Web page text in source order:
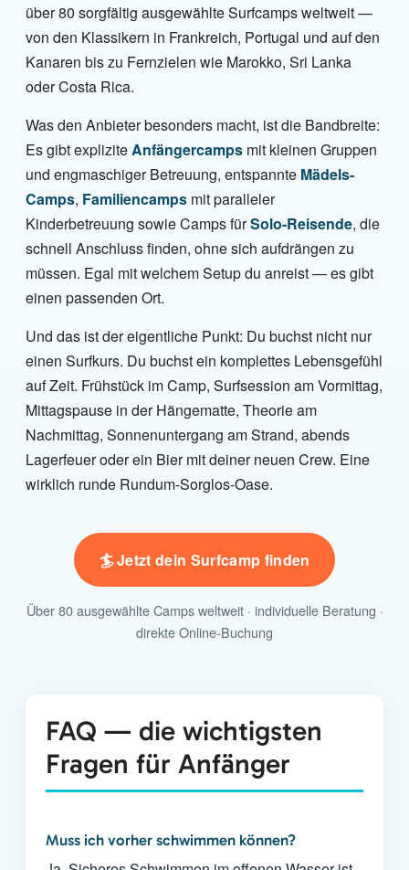
über 80 sorgfältig ausgewählte Surfcamps weltweit —
von den Klassikern in Frankreich, Portugal und auf den
Kanaren bis zu Fernzielen wie Marokko, Sri Lanka
oder Costa Rica.
Was den Anbieter besonders macht, ist die Bandbreite:
Es gibt expliziteAnfängercamps mit kleinen Gruppen
und engmaschiger Betreuung, entspannte Mädels-
Camps, Familiencamps mit paralleler
Kinderbetreuung sowie Camps fürSolo-Reisende, die
schnell Anschluss finden, ohne sich aufdrängen zu
müssen. Egal mit welchem Setup du anreist — es gibt
einen passenden Ort.
Und das ist der eigentliche Punkt: Du buchst nicht nur
einen Surfkurs. Du buchst ein komplettes Lebensgefühl
auf Zeit. Frühstück im Camp, Surfsession am Vormittag,
Mittagspause in der Hängematte, Theorie am
Nachmittag, Sonnenuntergang am Strand, abends
Lagerfeuer oder ein Bier mit deiner neuen Crew. Eine
wirklich runde Rundum-Sorglos-Oase.
🏄 Jetzt dein Surfcamp finden
Über 80 ausgewählte Camps weltweit · individuelle Beratung ·
direkte Online-Buchung
FAQ — die wichtigsten
Fragen für Anfänger
Muss ich vorher schwimmen können?